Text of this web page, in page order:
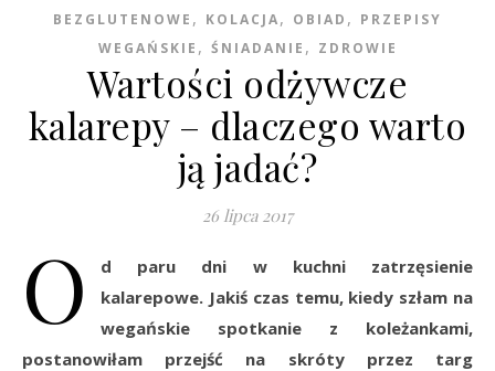
BEZGLUTENOWE , KOLACJA, OBIAD , PRZEPISY
WEGAŃSKIE , ŚNIADANIE , ZDROWIE
Wartości odżywcze
kalarepy – dlaczego warto
ją jadać?
26 lipca 2017
O
d paru dni w kuchni zatrzęsienie
kalarepowe. Jakiś czas temu, kiedy szłam na
wegańskie spotkanie z koleżankami,
postanowiłam przejść na skróty przez targ